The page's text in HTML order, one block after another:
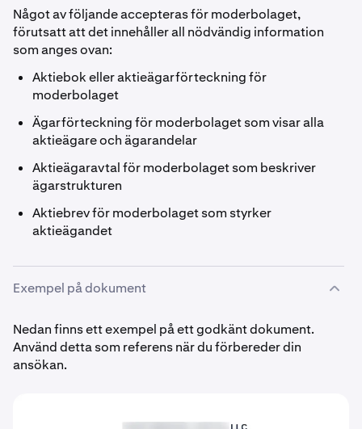
Något av följande accepteras för moderbolaget,
förutsatt att det innehåller all nödvändig information
som anges ovan:
Aktiebok eller aktieägarförteckning för
moderbolaget
Ägarförteckning för moderbolaget som visar alla
aktieägare och ägarandelar
Aktieägaravtal för moderbolaget som beskriver
ägarstrukturen
Aktiebrev för moderbolaget som styrker
aktieägandet
Exempel på dokument
Nedan finns ett exempel på ett godkänt dokument.
Använd detta som referens när du förbereder din
ansökan.